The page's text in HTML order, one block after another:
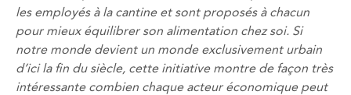
les employés à la cantine et sont proposés à chacun
pour mieux équilibrer son alimentation chez soi. Si
notre monde devient un monde exclusivement urbain
d’ici la fin du siècle, cette initiative montre de façon très
intéressante combien chaque acteur économique peut